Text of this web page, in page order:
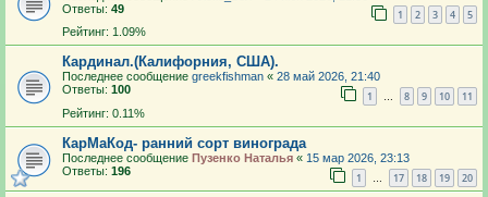
Ответы: 49 1 2 3 4 5
Рейтинг: 1.09%
Кардинал.(Калифорния, США).
Последнее сообщение greekfishman « 28 май 2026, 21:40
Ответы: 100 1 … 8 9 10 11
Рейтинг: 0.11%
КарМаКод- ранний сорт винограда
Последнее сообщение Пузенко Наталья « 15 мар 2026, 23:13
Ответы: 196 1 17 18 19 20